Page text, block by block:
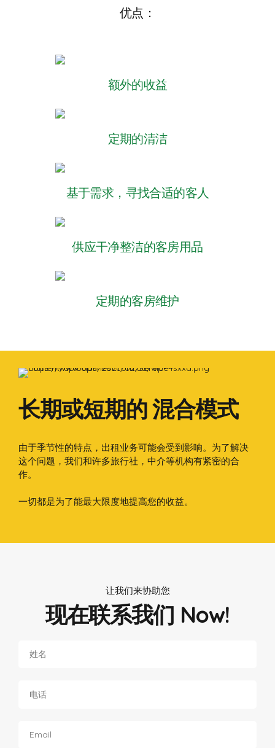
优点：
额外的收益
定期的清洁
基于需求，寻找合适的客人
供应干净整洁的客房用品
定期的客房维护
长期或短期的 混合模式
由于季节性的特点，出租业务可能会受到影响。为了解决
这个问题，我们和许多旅行社，中介等机构有紧密的合
作。
一切都是为了能最大限度地提高您的收益。
让我们来协助您
现在联系我们 Now!
Name